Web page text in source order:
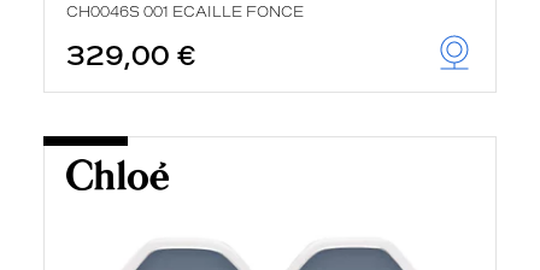
CH0046S 001 ECAILLE FONCE
329,00 €